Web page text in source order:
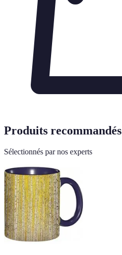
Produits recommandés
Sélectionnés par nos experts